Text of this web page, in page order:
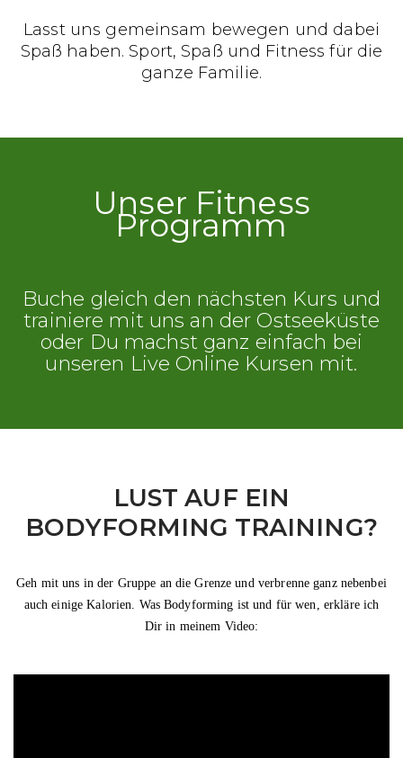
Lasst uns gemeinsam bewegen und dabei
Spaß haben. Sport, Spaß und Fitness für die
ganze Familie.
Unser Fitness
Programm
Buche gleich den nächsten Kurs und
trainiere mit uns an der Ostseeküste
oder Du machst ganz einfach bei
unseren Live Online Kursen mit.
LUST AUF EIN
BODYFORMING TRAINING?
Geh mit uns in der Gruppe an die Grenze und verbrenne ganz nebenbei
auch einige Kalorien. Was Bodyforming ist und für wen, erkläre ich
Dir in meinem Video: